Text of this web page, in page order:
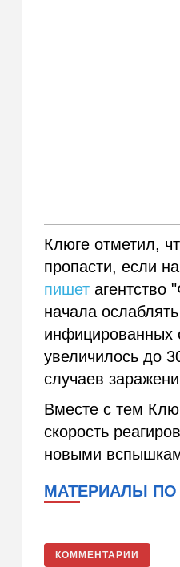
Клюге отметил,
пропасти, если
пишет агентство
начала
инфицированных
увеличилось до
случаев
Вместе с тем
скорость
новыми
МАТЕРИАЛЫ ПО
КОММЕНТАРИИ